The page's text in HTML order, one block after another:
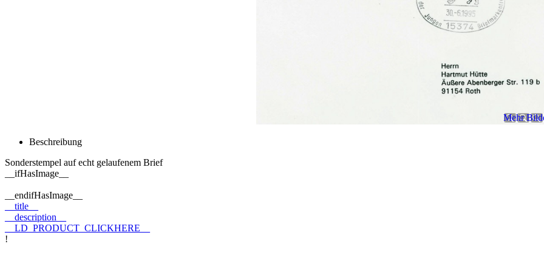
Mehr
Beschreibung
Sonderstempel auf echt gelaufenem Brief
__ifHasImage__
__endifHasImage__
__title__
__description__
__LD_PRODUCT_CLICKHERE__
!